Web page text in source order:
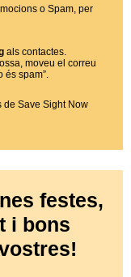
o Spam, per
als contactes.
moveu el correu
és spam”.
de Save Sight Now
festes,
i bons